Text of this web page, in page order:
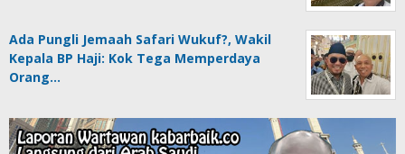
Ada Pungli Jemaah Safari Wukuf?, Wakil
Kepala BP Haji: Kok Tega Memperdaya
Orang…